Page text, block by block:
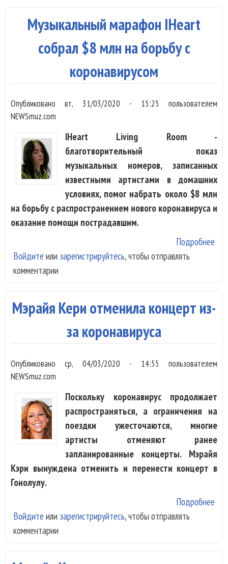
Музыкальный марафон IHeart
собрал $8 млн на борьбу с
коронавирусом
Опубликовановт, 31/03/2020 - 15:25 пользователем
NEWSmuz.com
IHeart Living Room -
благотворительный показ
музыкальных номеров, записанных
известными артистами в домашних
условиях, помог набрать около $8 млн
на борьбу с распространением нового коронавируса и
оказание помощи пострадавшим.
Подробнее
Войдите или зарегистрируйтесь, чтобы отправлять
комментарии
Мэрайя Кери отменила концерт из-
за коронавируса
Опубликованоср, 04/03/2020 - 14:55 пользователем
NEWSmuz.com
Поскольку коронавирус продолжает
распространяться, а ограничения на
поездки ужесточаются, многие
артисты отменяют ранее
запланированные концерты. Мэрайя
Кэри вынуждена отменить и перенести концерт в
Гонолулу.
Подробнее
Войдите или зарегистрируйтесь, чтобы отправлять
комментарии